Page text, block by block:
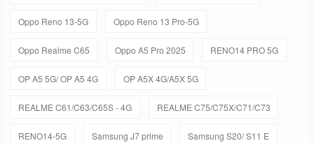
Oppo Reno 13-5G Oppo Reno 13 Pro-5G
Oppo Realme C65 Oppo A5 Pro 2025 RENO14 PRO 5G
OP A5 5G/ OP A5 4G OP A5X 4G/A5X 5G
REALME C61/C63/C65S - 4G REALME C75/C75X/C71/C73
RENO14-5G Samsung J7 prime Samsung S20/ S11 E